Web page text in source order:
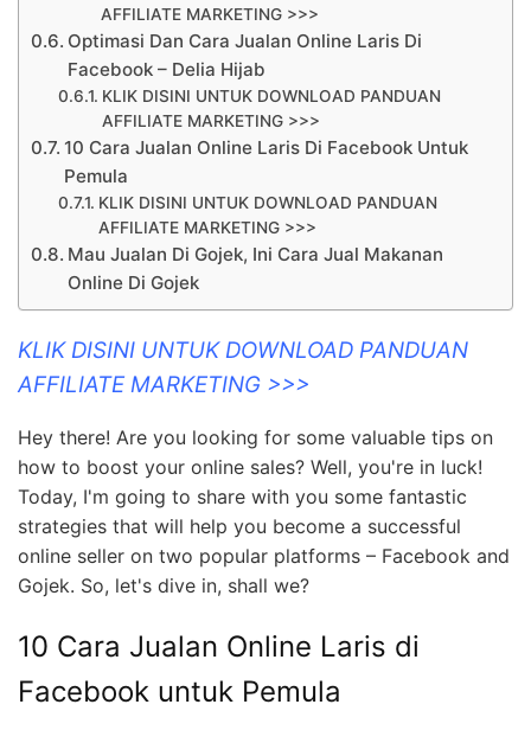
AFFILIATE MARKETING >>>
Optimasi Dan Cara Jualan Online Laris Di
Facebook – Delia Hijab
KLIK DISINI UNTUK DOWNLOAD PANDUAN
AFFILIATE MARKETING >>>
10 Cara Jualan Online Laris Di Facebook Untuk
Pemula
KLIK DISINI UNTUK DOWNLOAD PANDUAN
AFFILIATE MARKETING >>>
Mau Jualan Di Gojek, Ini Cara Jual Makanan
Online Di Gojek
KLIK DISINI UNTUK DOWNLOAD PANDUAN
AFFILIATE MARKETING >>>
Hey there! Are you looking for some valuable tips on
how to boost your online sales? Well, you're in luck!
Today, I'm going to share with you some fantastic
strategies that will help you become a successful
online seller on two popular platforms – Facebook and
Gojek. So, let's dive in, shall we?
10 Cara Jualan Online Laris di
Facebook untuk Pemula